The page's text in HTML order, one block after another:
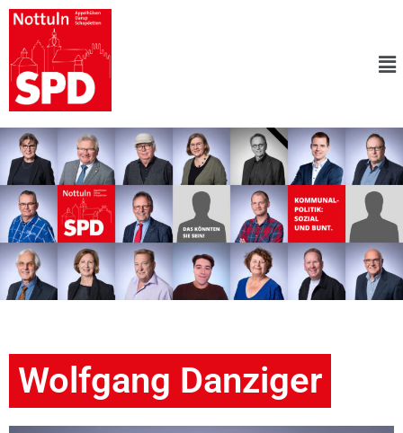
Wolfgang Danziger